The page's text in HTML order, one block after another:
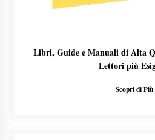
Libri, Guide e Manuali di Alta
Lettori più
Scopri di Più